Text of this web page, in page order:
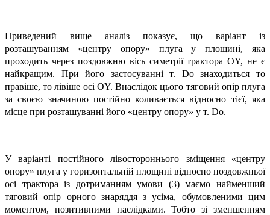
Приведений вище аналіз показує, що варіант із
розташуванням «центру опору» плуга у площині, яка
проходить через поздовжню вісь симетрії трактора OY, не є
найкращим. При його застосуванні т. Do знаходиться то
правіше, то лівіше осі OY. Внаслідок цього тяговий опір плуга
за своєю значиною постійно коливається відносно тієї, яка
місце при розташуванні його «центру опору» у т. Dо.
У варіанті постійного лі­востороннього зміщення «центру
опору» плуга у горизонтальній площині відносно поздовжньої
осі трактора із дотриманням умови (3) маємо найменший
тяговий опір орного знаряддя з усіма, обумовленими цим
моментом, позитивними наслідками. Тобто зі зменшенням